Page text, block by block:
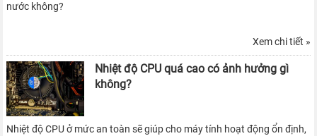
nước không?
Xem chi tiết »
Nhiệt độ CPU quá cao có ảnh hưởng gì
không?
Nhiệt độ CPU ở mức an toàn sẽ giúp cho máy tính hoạt động ổn định,